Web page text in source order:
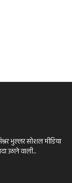
भुल्लर सोशल मीडिया
उठाने वाली...